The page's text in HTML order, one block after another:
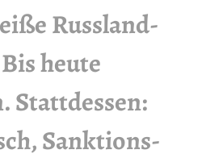
Russland-
heute
Stattdessen:
Sanktions-